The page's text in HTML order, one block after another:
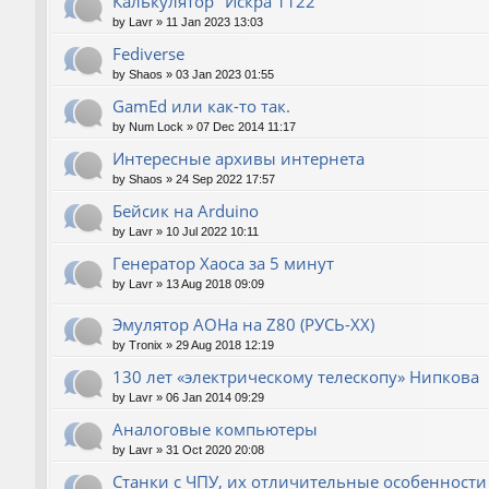
by Lavr » 11 Jan 2023 13:03
Fediverse
by Shaos » 03 Jan 2023 01:55
GamEd или как-то так.
by Num Lock » 07 Dec 2014 11:17
Интересные архивы интернета
by Shaos » 24 Sep 2022 17:57
Бейсик на Arduino
by Lavr » 10 Jul 2022 10:11
Генератор Хаоса за 5 минут
by Lavr » 13 Aug 2018 09:09
Эмулятор АОНа на Z80 (РУСЬ-XX)
by Tronix » 29 Aug 2018 12:19
130 лет «электрическому телескопу» Нипкова
by Lavr » 06 Jan 2014 09:29
Аналоговые компьютеры
by Lavr » 31 Oct 2020 20:08
Станки с ЧПУ, их отличительные особенности